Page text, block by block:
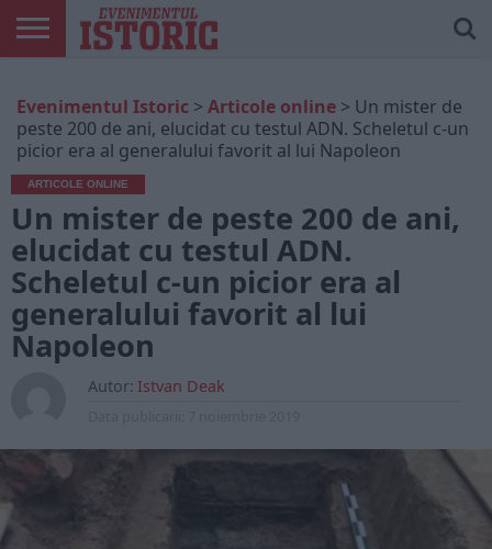
ONLINE
EDIȚII
TIPĂRITE
ISTORIC
PLAY
CONTUL
MEU
Evenimentul Istoric > Articole online > Un mister de
peste 200 de ani, elucidat cu testul ADN. Scheletul c-un
picior era al generalului favorit al lui Napoleon
ARTICOLE ONLINE
Un mister de peste 200 de ani,
elucidat cu testul ADN.
Scheletul c-un picior era al
generalului favorit al lui
Napoleon
Autor: Istvan Deak